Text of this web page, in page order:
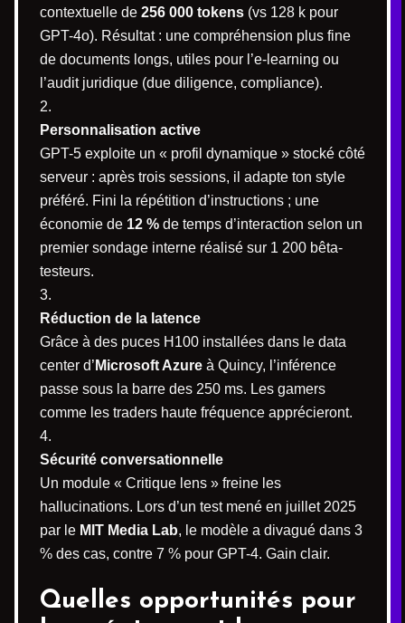
contextuelle de 256 000 tokens (vs 128 k pour
GPT-4o). Résultat : une compréhension plus fine
de documents longs, utiles pour l’e-learning ou
l’audit juridique (due diligence, compliance).
Personnalisation active
GPT-5 exploite un « profil dynamique » stocké côté
serveur : après trois sessions, il adapte ton style
préféré. Fini la répétition d’instructions ; une
économie de 12 % de temps d’interaction selon un
premier sondage interne réalisé sur 1 200 bêta-
testeurs.
Réduction de la latence
Grâce à des puces H100 installées dans le data
center d’ Microsoft Azure à Quincy, l’inférence
passe sous la barre des 250 ms. Les gamers
comme les traders haute fréquence apprécieront.
Sécurité conversationnelle
Un module « Critique lens » freine les
hallucinations. Lors d’un test mené en juillet 2025
par le MIT Media Lab, le modèle a divagué dans 3
% des cas, contre 7 % pour GPT-4. Gain clair.
Quelles opportunités pour